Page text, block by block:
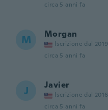
circa 5 anni fa
M Morgan
Iscrizione dal 2019
circa 5 anni fa
J Javier
Iscrizione dal 2016
circa 5 anni fa